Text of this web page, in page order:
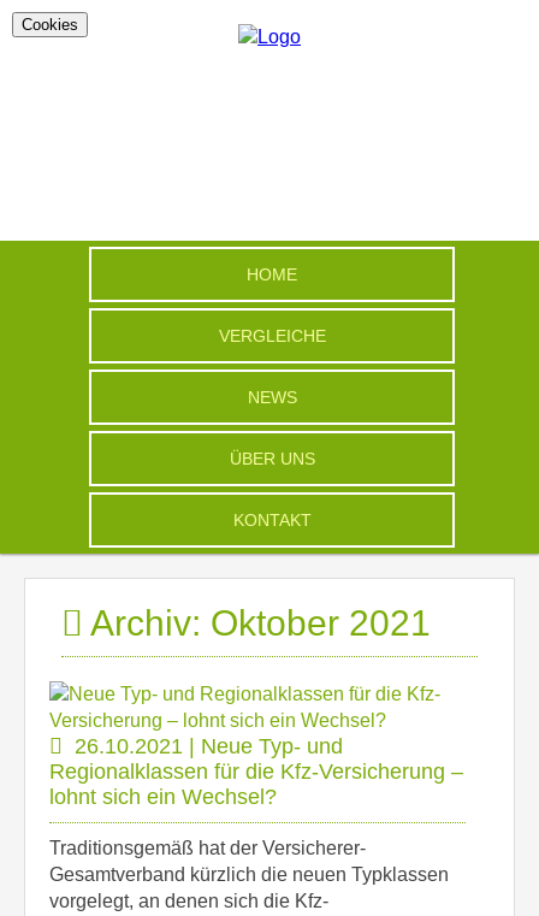
HOME
VERGLEICHE
NEWS
ÜBER UNS
KONTAKT
Archiv: Oktober 2021
26.10.2021 | Neue Typ- und
Regionalklassen für die Kfz-Versicherung –
lohnt sich ein Wechsel?
Traditionsgemäß hat der Versicherer-
Gesamtverband kürzlich die neuen Typklassen
vorgelegt, an denen sich die Kfz-
Cookies